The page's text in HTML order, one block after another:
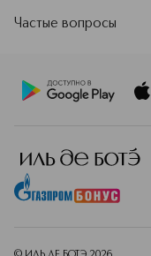
Частые вопросы